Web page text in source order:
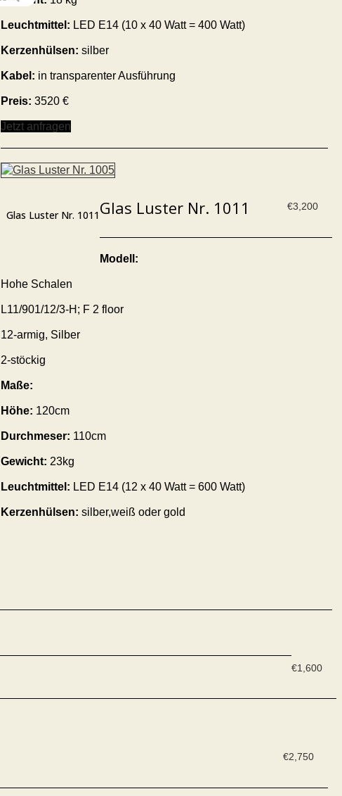
Leuchtmittel: LED E14 (10 x 40 Watt = 400 Watt)
Kerzenhülsen: silber
Kabel: in transparenter Ausführung
Preis: 3520 €
Jetzt anfragen
Glas Luster Nr. 1011
€3,200
Glas Luster Nr. 1011
Modell:
Hohe Schalen
L11/901/12/3-H; F 2 floor
12-armig, Silber
2-stöckig
Maße:
Höhe: 120cm
Durchmeser: 110cm
Gewicht: 23kg
Leuchtmittel: LED E14 (12 x 40 Watt = 600 Watt)
Kerzenhülsen: silber,weiß oder gold
€1,600
€2,750